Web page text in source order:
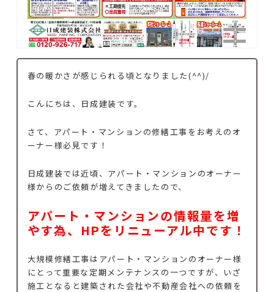
春の暖かさが感じられる頃となりました(^^)/
こんにちは、日成建装です。
さて、アパート・マンションの修繕工事をお考えのオ
ーナー様必見です！
日成建装では近頃、アパート・マンションのオーナー
様からのご依頼が増えてきましたので、
アパート・マンションの情報量を増
やす為、HPをリニューアル中です！
大規模修繕工事はアパート・マンションのオーナー様
にとって重要な定期メンテナンスの一つですが、いざ
施工となると建築された会社や不動産会社への依頼を